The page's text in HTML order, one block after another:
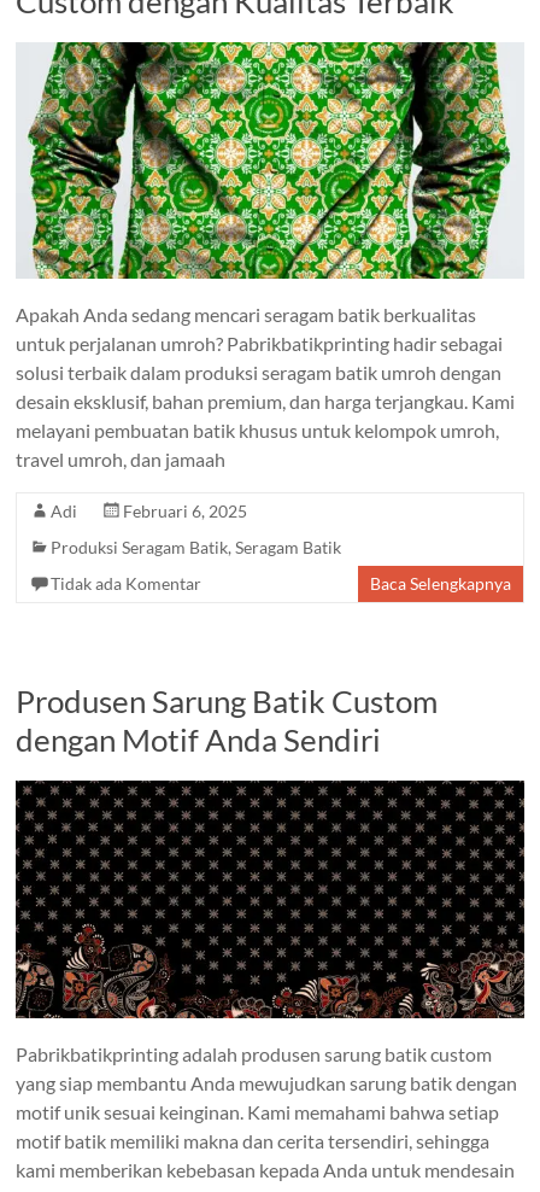
Apakah Anda sedang mencari seragam batik berkualitas
untuk perjalanan umroh? Pabrikbatikprinting hadir sebagai
solusi terbaik dalam produksi seragam batik umroh dengan
desain eksklusif, bahan premium, dan harga terjangkau. Kami
melayani pembuatan batik khusus untuk kelompok umroh,
travel umroh, dan jamaah
Adi
Februari 6, 2025
Produksi Seragam Batik,Seragam Batik
Tidak ada Komentar
Baca Selengkapnya
Produsen Sarung Batik Custom
dengan Motif Anda Sendiri
Pabrikbatikprinting adalah produsen sarung batik custom
yang siap membantu Anda mewujudkan sarung batik dengan
motif unik sesuai keinginan. Kami memahami bahwa setiap
motif batik memiliki makna dan cerita tersendiri, sehingga
kami memberikan kebebasan kepada Anda untuk mendesain